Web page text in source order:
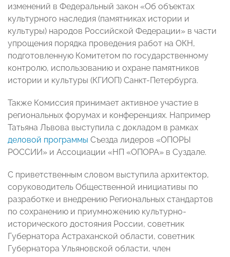
изменений в Федеральный закон «Об объектах
культурного наследия (памятниках истории и
культуры) народов Российской Федерации» в части
упрощения порядка проведения работ на ОКН,
подготовленную Комитетом по государственному
контролю, использованию и охране памятников
истории и культуры (КГИОП) Санкт-Петербурга.
Также Комиссия принимает активное участие в
региональных форумах и конференциях. Например
Татьяна Львова выступила с докладом в рамках
деловой программы Съезда лидеров «ОПОРЫ
РОССИИ» и Ассоциации «НП «ОПОРА» в Суздале.
С приветственным словом выступила архитектор,
соруководитель Общественной инициативы по
разработке и внедрению Региональных стандартов
по сохранению и приумножению культурно-
исторического достояния России, советник
Губернатора Астраханской области, советник
Губернатора Ульяновской области, член